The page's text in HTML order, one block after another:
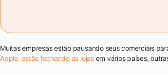
Muitas empresas estão pausando seus comerciais
Apple, estão fechando as lojasem vários países,